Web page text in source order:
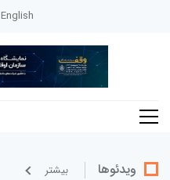
English
ویدئوها بيشتر